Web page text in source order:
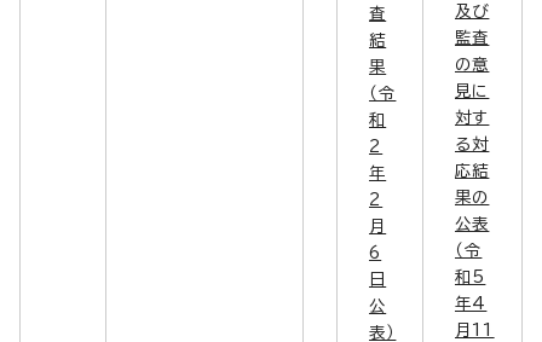
査
結
果
（令
和
2
年
2
月
6
日
公
表）
及び
監査
の意
見に
対す
る対
応結
果の
公表
（令
和5
年4
月11